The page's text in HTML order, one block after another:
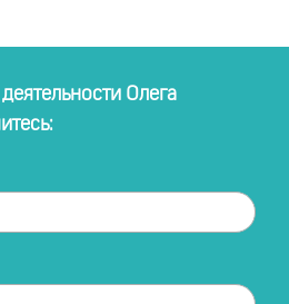
Олега